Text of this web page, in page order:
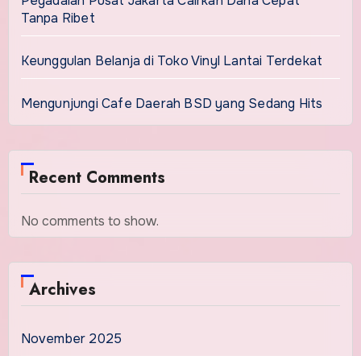
Tanpa Ribet
Keunggulan Belanja di Toko Vinyl Lantai Terdekat
Mengunjungi Cafe Daerah BSD yang Sedang Hits
Recent Comments
No comments to show.
Archives
November 2025